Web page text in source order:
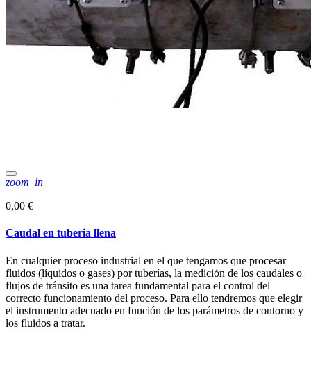
zoom_in
0,00 €
Caudal en tuberia llena
En cualquier proceso industrial en el que tengamos que procesar
fluidos (líquidos o gases) por tuberías, la medición de los caudales o
flujos de tránsito es una tarea fundamental para el control del
correcto funcionamiento del proceso. Para ello tendremos que elegir
el instrumento adecuado en función de los parámetros de contorno y
los fluidos a tratar.